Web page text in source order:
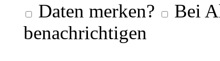
Daten merken?
Bei
benachrichtigen